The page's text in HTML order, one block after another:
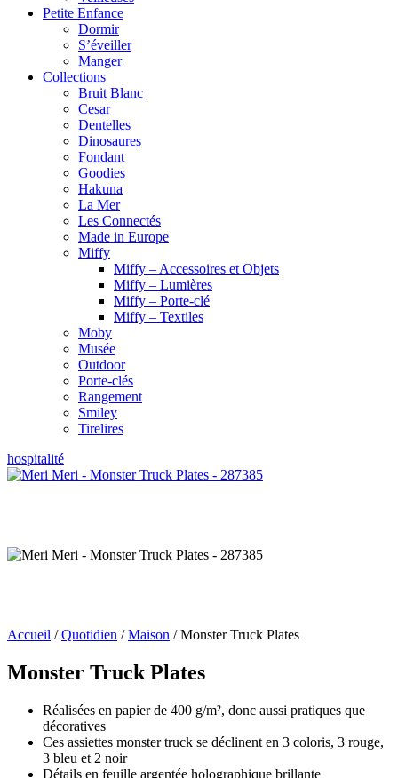
Petite Enfance
Dormir
S’éveiller
Manger
Collections
Bruit Blanc
Cesar
Dentelles
Dinosaures
Fondant
Goodies
Hakuna
La Mer
Les Connectés
Made in Europe
Miffy
Miffy – Accessoires et Objets
Miffy – Lumières
Miffy – Porte-clé
Miffy – Textiles
Moby
Musée
Outdoor
Porte-clés
Rangement
Smiley
Tirelires
hospitalité
Accueil /Quotidien /Maison / Monster Truck Plates
Monster Truck Plates
Réalisées en papier de 400 g/m², donc aussi pratiques que
décoratives
Ces assiettes monster truck se déclinent en 3 coloris, 3 rouge,
3 bleu et 2 noir
Détails en feuille argentée holographique brillante